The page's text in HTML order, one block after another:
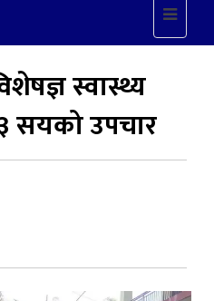
Toggle
स्वास्थ्य
सयको उपचार